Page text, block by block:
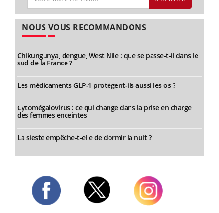
NOUS VOUS RECOMMANDONS
Chikungunya, dengue, West Nile : que se passe-t-il dans le
sud de la France ?
Les médicaments GLP-1 protègent-ils aussi les os ?
Cytomégalovirus : ce qui change dans la prise en charge
des femmes enceintes
La sieste empêche-t-elle de dormir la nuit ?